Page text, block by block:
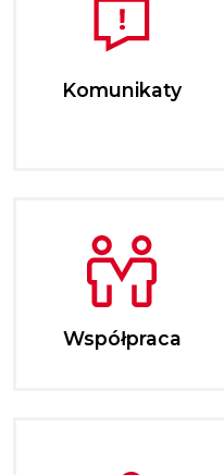
Komunikaty
Współpraca